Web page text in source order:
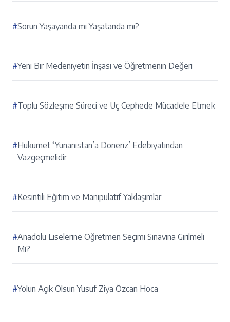
#Sorun Yaşayanda mı Yaşatanda mı?
#Yeni Bir Medeniyetin İnşası ve Öğretmenin Değeri
#Toplu Sözleşme Süreci ve Üç Cephede Mücadele Etmek
#Hükümet ‘Yunanistan’a Döneriz’ Edebiyatından
Vazgeçmelidir
#Kesintili Eğitim ve Manipülatif Yaklaşımlar
#Anadolu Liselerine Öğretmen Seçimi Sınavına Girilmeli
Mi?
#Yolun Açık Olsun Yusuf Ziya Özcan Hoca